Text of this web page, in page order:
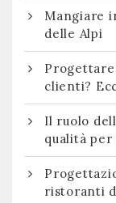
Mangiare
delle Alpi
clienti?
Il ruolo
qualità
ristoranti